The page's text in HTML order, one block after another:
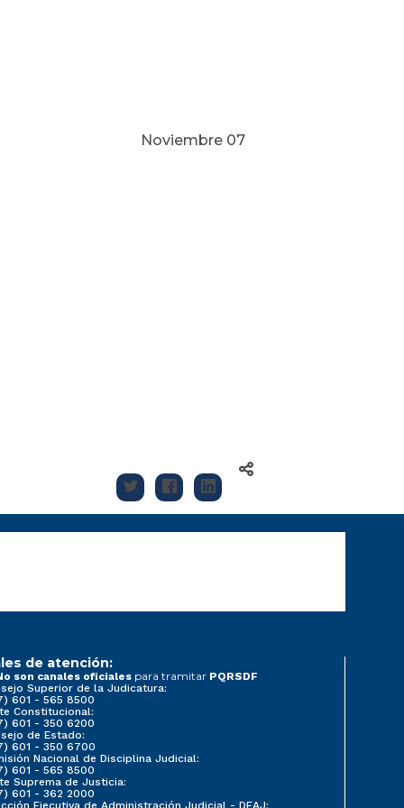
07
de atención:
son canales oficiales para tramitar PQRSDF
Superior de la Judicatura:
601 - 565 8500
Constitucional:
601 - 350 6200
de Estado:
601 - 350 6700
Nacional de Disciplina Judicial:
601 - 565 8500
Suprema de Justicia:
601 - 362 2000
Ejecutiva de Administración Judicial - DEAJ: